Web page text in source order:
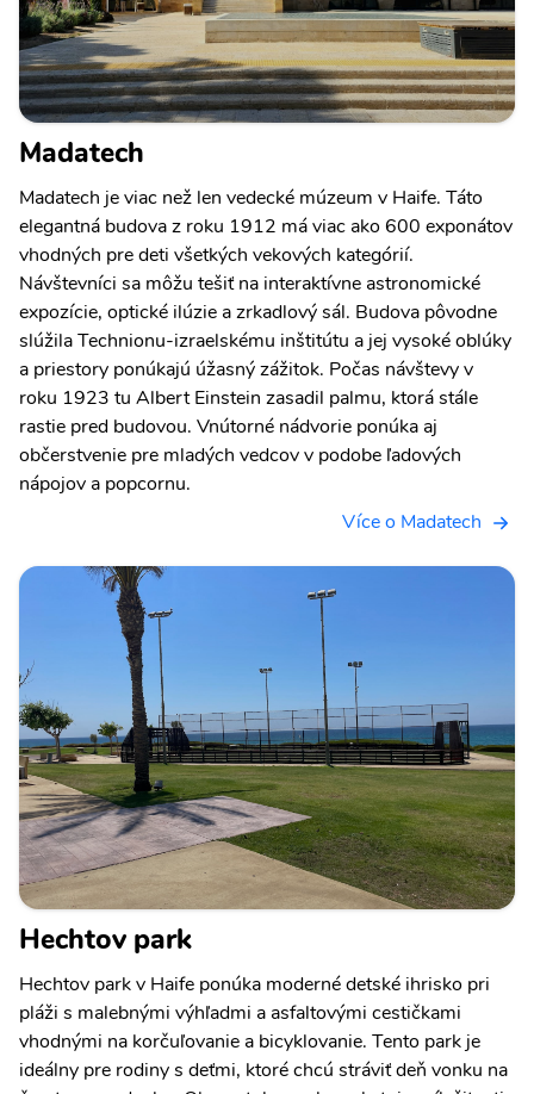
Madatech
Madatech je viac než len vedecké múzeum v Haife. Táto
elegantná budova z roku 1912 má viac ako 600 exponátov
vhodných pre deti všetkých vekových kategórií.
Návštevníci sa môžu tešiť na interaktívne astronomické
expozície, optické ilúzie a zrkadlový sál. Budova pôvodne
slúžila Technionu-izraelskému inštitútu a jej vysoké oblúky
a priestory ponúkajú úžasný zážitok. Počas návštevy v
roku 1923 tu Albert Einstein zasadil palmu, ktorá stále
rastie pred budovou. Vnútorné nádvorie ponúka aj
občerstvenie pre mladých vedcov v podobe ľadových
nápojov a popcornu.
Více o Madatech
Hechtov park
Hechtov park v Haife ponúka moderné detské ihrisko pri
pláži s malebnými výhľadmi a asfaltovými cestičkami
vhodnými na korčuľovanie a bicyklovanie. Tento park je
ideálny pre rodiny s deťmi, ktoré chcú stráviť deň vonku na